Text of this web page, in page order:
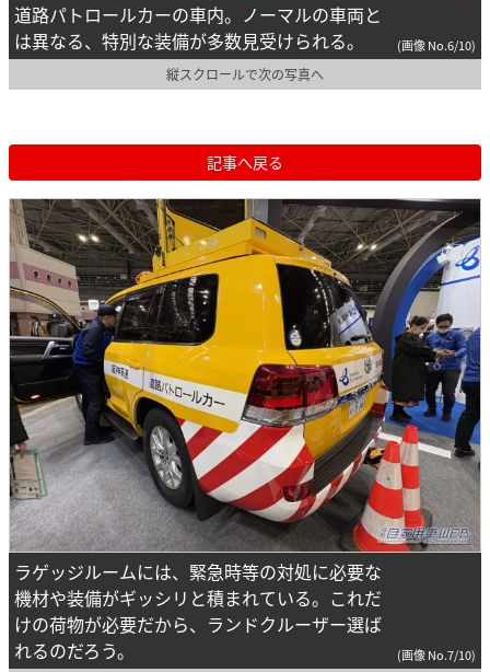
道路パトロールカーの車内。ノーマルの車両と
は異なる、特別な装備が多数見受けられる。
(画像 No.6/10)
縦スクロールで次の写真へ
記事へ戻る
ラゲッジルームには、緊急時等の対処に必要な
機材や装備がギッシリと積まれている。これだ
けの荷物が必要だから、ランドクルーザー選ば
れるのだろう。
(画像 No.7/10)